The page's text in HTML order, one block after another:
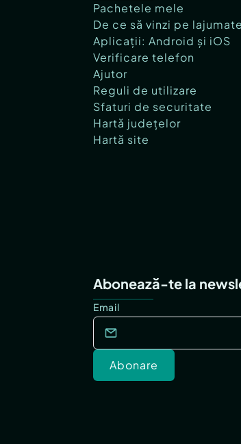
Pachetele mele
De ce să vinzi pe
Aplicații: Android și iOS
Verificare telefon
Ajutor
Reguli de utilizare
Sfaturi de securitate
Hartă județelor
Hartă site
Abonează-te la
Email
Abonare